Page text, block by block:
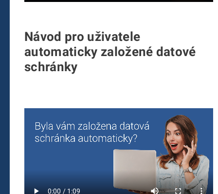
Návod pro uživatele
automaticky založené datové
schránky